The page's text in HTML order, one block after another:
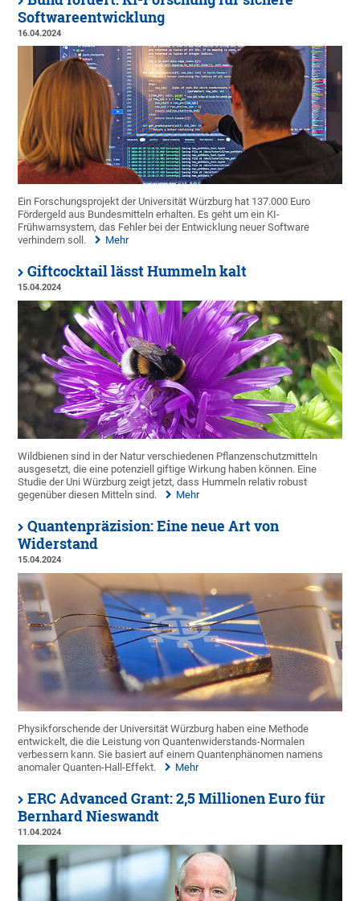
Softwareentwicklung
16.04.2024
Ein Forschungsprojekt der Universität Würzburg hat 137.000 Euro
Fördergeld aus Bundesmitteln erhalten. Es geht um ein KI-
Frühwarnsystem, das Fehler bei der Entwicklung neuer Software
verhindern soll.
Mehr
Giftcocktail lässt Hummeln kalt
15.04.2024
Wildbienen sind in der Natur verschiedenen Pflanzenschutzmitteln
ausgesetzt, die eine potenziell giftige Wirkung haben können. Eine
Studie der Uni Würzburg zeigt jetzt, dass Hummeln relativ robust
gegenüber diesen Mitteln sind.
Mehr
Quantenpräzision: Eine neue Art von
Widerstand
15.04.2024
Physikforschende der Universität Würzburg haben eine Methode
entwickelt, die die Leistung von Quantenwiderstands-Normalen
verbessern kann. Sie basiert auf einem Quantenphänomen namens
anomaler Quanten-Hall-Effekt.
Mehr
ERC Advanced Grant: 2,5 Millionen Euro für
Bernhard Nieswandt
11.04.2024